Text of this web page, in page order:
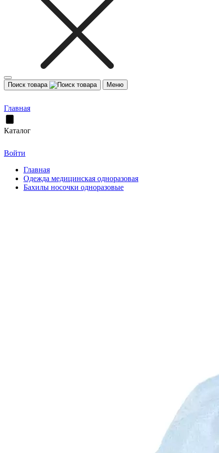
Поиск товара Меню
Главная
Каталог
Войти
Главная
Одежда медицинская одноразовая
Бахилы носочки одноразовые